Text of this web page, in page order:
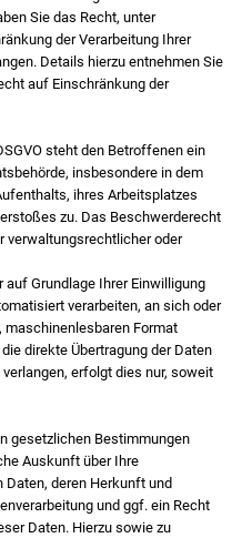
Sie das Recht, unter
der Verarbeitung Ihrer
Details hierzu entnehmen Sie
auf Einschränkung der
steht den Betroffenen ein
insbesondere in dem
ihres Arbeitsplatzes
zu. Das Beschwerderecht
verwaltungsrechtlicher oder
auf Grundlage Ihrer Einwilligung
verarbeiten, an sich oder
maschinenlesbaren Format
direkte Übertragung der Daten
erfolgt dies nur, soweit
gesetzlichen Bestimmungen
Auskunft über Ihre
deren Herkunft und
und ggf. ein Recht
Daten. Hierzu sowie zu